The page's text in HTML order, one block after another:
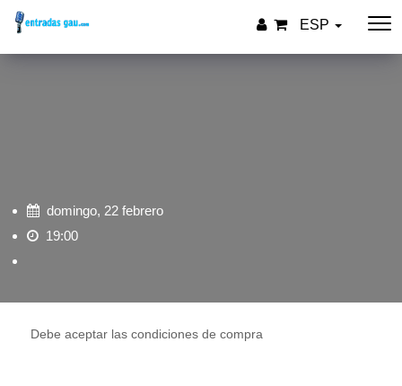
ESP
domingo, 22 febrero
19:00
Debe aceptar las condiciones de compra